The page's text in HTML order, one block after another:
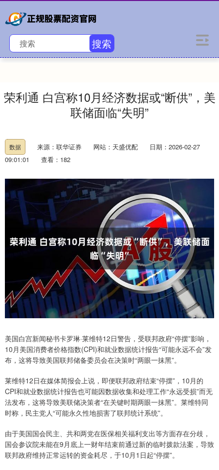
搜索
荣利通 白宫称10月经济数据或“断供”，美
联储面临“失明”
数据 来源：联华证券 网站：天盛优配
日期：2026-02-27
09:01:01
查看：182
美国白宫新闻秘书卡罗琳·莱维特12日警告，受联邦政府“停摆”影响，
10月美国消费者价格指数(CPI)和就业数据统计报告“可能永远不会”发
布，这将导致美国联邦储备委员会在决策时“两眼一抹黑”。
莱维特12日在媒体简报会上说，即便联邦政府结束“停摆”，10月的
CPI和就业数据统计报告也可能因数据收集和处理工作“永远受损”而无
法发布，这将导致美联储决策者“在关键时期两眼一抹黑”。莱维特同
时称，民主党人“可能永久性地损害了联邦统计系统”。
由于美国国会民主、共和两党在医保相关福利支出等方面存在分歧，
国会参议院未能在9月底上一财年结束前通过新的临时拨款法案，导致
联邦政府维持正常运转的资金耗尽，于10月1日起“停摆”。